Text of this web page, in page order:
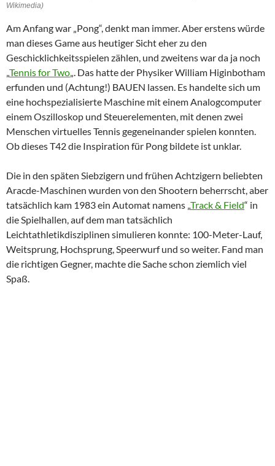
Wikimedia)
Am Anfang war „Pong“, denkt man immer. Aber erstens würde
man dieses Game aus heutiger Sicht eher zu den
Geschicklichkeitsspielen zählen, und zweitens war da ja noch
„Tennis for Two„. Das hatte der Physiker William Higinbotham
erfunden und (Achtung!) BAUEN lassen. Es handelte sich um
eine hochspezialisierte Maschine mit einem Analogcomputer
einem Oszilloskop und Steuerelementen, mit denen zwei
Menschen virtuelles Tennis gegeneinander spielen konnten.
Ob dieses T42 die Inspiration für Pong bildete ist unklar.
Die in den späten Siebzigern und frühen Achtzigern beliebten
Aracde-Maschinen wurden von den Shootern beherrscht, aber
tatsächlich kam 1983 ein Automat namens „Track & Field“ in
die Spielhallen, auf dem man tatsächlich
Leichtathletikdisziplinen simulieren konnte: 100-Meter-Lauf,
Weitsprung, Hochsprung, Speerwurf und so weiter. Fand man
die richtigen Gegner, machte die Sache schon ziemlich viel
Spaß.